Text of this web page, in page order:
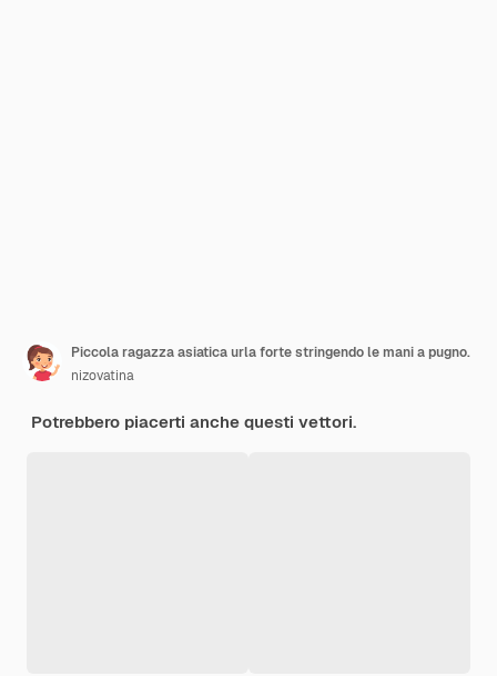
Piccola ragazza asiatica urla forte stringendo le mani a pugno.
nizovatina
Potrebbero piacerti anche questi vettori.